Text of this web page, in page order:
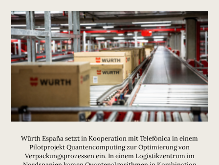
Würth España setzt in Kooperation mit Telefónica in einem
Pilotprojekt Quantencomputing zur Optimierung von
Verpackungsprozessen ein. In einem Logistikzentrum im